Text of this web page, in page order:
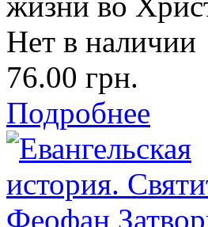
Нет в наличии
76.00 грн.
Подробнее